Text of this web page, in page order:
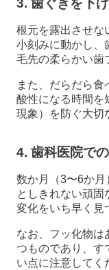
3. 歯ぐきを下
根元を露出させな
小刻みに動かし、
毛先の柔らかい歯
また、だらだら
酸性になる時間を
現象）を防ぐ大切
4. 歯科医院で
数か月（3〜6か
としきれない頑固
変化をいち早く見
なお、フッ化物は
つものであり、す
い点に注意して